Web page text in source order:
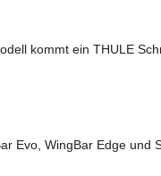
kommt ein THULE
Evo, WingBar Edge